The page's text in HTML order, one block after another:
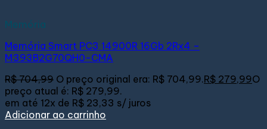
Memória
Memória Smart PC3 14900R 16Gb 2Rx4 –
M393B2G70QH0-CMA
R$704,99 O preço original era: R$ 704,99.R$ 279,99O
preço atual é: R$ 279,99.
em até 12x de R$ 23,33 s/ juros
Adicionar ao carrinho